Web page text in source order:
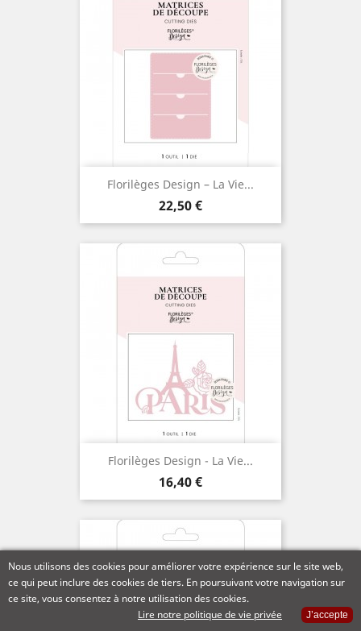
Florilèges Design – La Vie...
Prix
22,50 €
Florilèges Design - La Vie...
Prix
16,40 €
Nous utilisons des cookies pour améliorer votre expérience sur le site web,
ce qui peut inclure des cookies de tiers. En poursuivant votre navigation sur
ce site, vous consentez à notre utilisation des cookies.
Lire notre politique de vie privée
J’accepte